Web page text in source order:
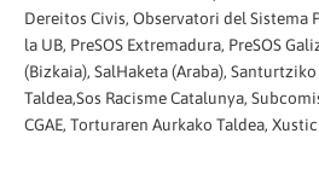
Dereitos Civis, Observatori del Sistema
la UB, PreSOS Extremadura, PreSOS
(Bizkaia), SalHaketa (Araba),
Taldea,Sos Racisme Catalunya,
CGAE, Torturaren Aurkako Taldea,